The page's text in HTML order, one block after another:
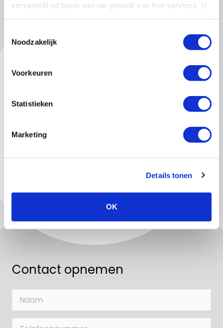
verzameld op basis van uw gebruik van hun services. U
Noodzakelijk
Voorkeuren
Statistieken
Marketing
Details tonen
OK
Merken waar Florien
Contact opnemen